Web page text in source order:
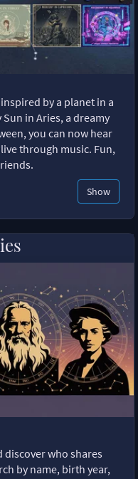
by a planet in a
in Aries, a dreamy
you can now hear
through music. Fun,
Show
discover who shares
by name, birth year,